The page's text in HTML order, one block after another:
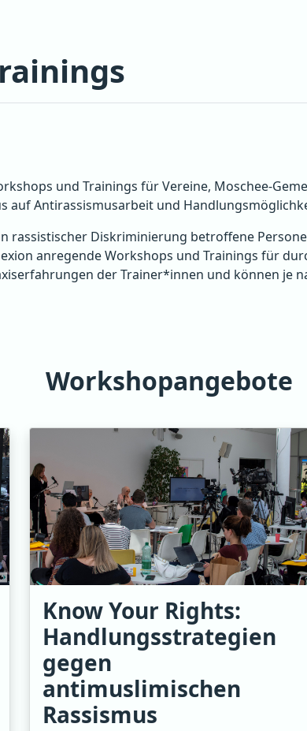
und Trainings für Vereine, Moschee-
auf Antirassismusarbeit und
rassistischer Diskriminierung betroffene
anregende Workshops und Trainings für
der Trainer*innen und können je
Workshopangebote
Know Your Rights:
Handlungsstrategien
gegen
antimuslimischen
Rassismus